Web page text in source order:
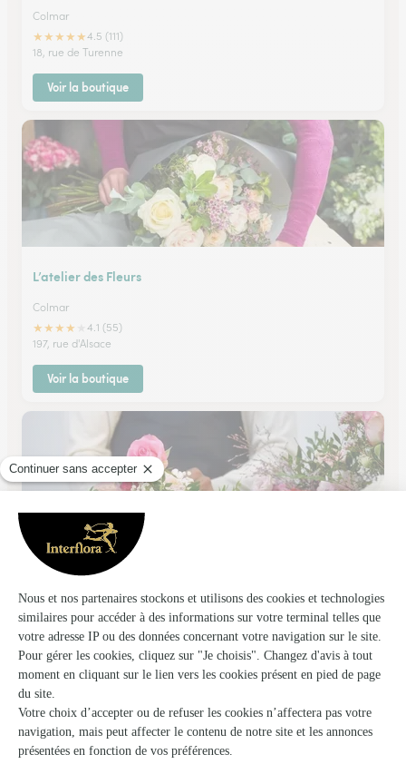
Colmar
★★★★★4.5 (111)
18, rue de Turenne
Voir la boutique
L’atelier des Fleurs
Colmar
★★★★
4.1 (55)
197, rue d'Alsace
Voir la boutique
La Boutique Fleurie
Horbourg Wihr
★★★★★4.5 (76)
71, grand'Rue
Voir la boutique